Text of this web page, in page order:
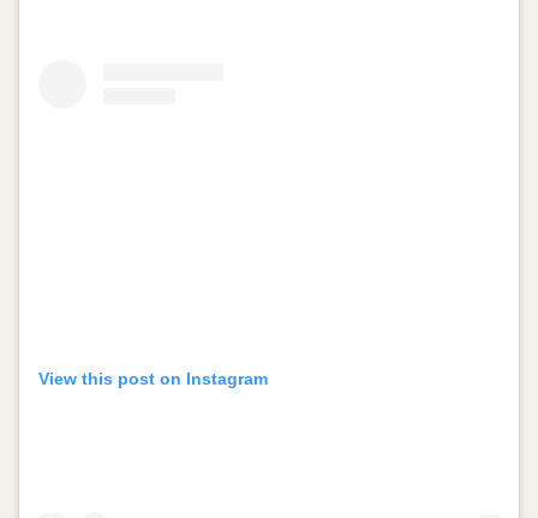
View this post on Instagram